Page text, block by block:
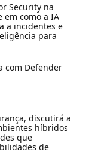
Security na
em como a IA
a incidentes e
para
com Defender
discutirá a
híbridos
que
de